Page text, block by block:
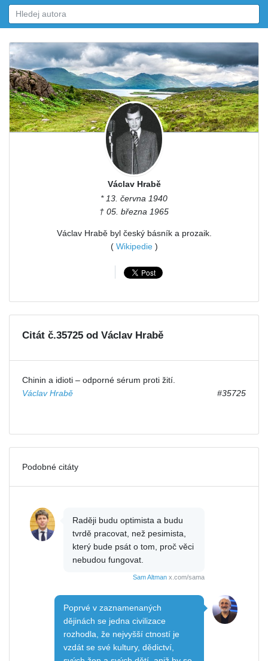
Václav Hrabě
* 13. června 1940
† 05. března 1965
Václav Hrabě byl český básník a prozaik.
( Wikipedie)
Citát č.35725 od Václav Hrabě
Chinin a idioti – odporné sérum proti žití.
Václav Hrabě
#35725
Podobné citáty
Raději budu optimista a budu
tvrdě pracovat, než pesimista,
který bude psát o tom, proč věci
nebudou fungovat.
Sam Altman x.com/sama
Poprvé v zaznamenaných
dějinách se jedna civilizace
rozhodla, že nejvyšší ctností je
vzdát se své kultury, dědictví,